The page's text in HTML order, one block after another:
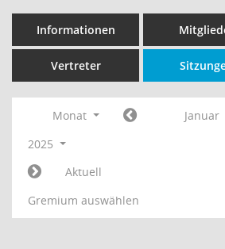
Informationen
Vertreter
Monat
Januar
2025
Aktuell
Gremium auswählen